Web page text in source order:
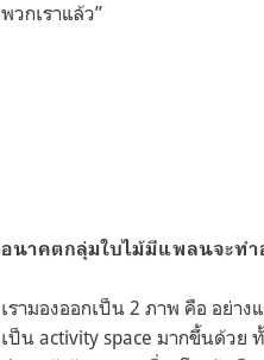
พวกเราแล้ว”
อนาคตกลุ่มใบไม้มีแพลนจะทำ
เรามองออกเป็น 2 ภาพ คือ อย่า
เป็น activity space มากขึ้นด้วย